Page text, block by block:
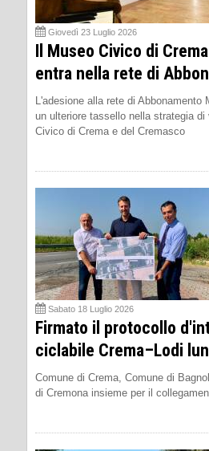
Giovedì 23 Luglio 2026
Il Museo Civico di
entra nella rete di
L'adesione alla rete di
un ulteriore tassello nella strategia
Civico di Crema e del Cremasco
Sabato 18 Luglio 2026
Firmato il protocollo
ciclabile Crema–Lodi
Comune di Crema, Comune di
di Cremona insieme per il